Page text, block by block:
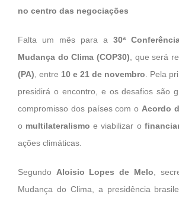
no centro das negociações
Falta um mês para a 30ª
Mudança do Clima (COP30), que será
(PA), entre 10 e 21 de novembro. Pela
presidirá o encontro, e os desafios são
compromisso dos países com o Acordo
o multilateralismo e viabilizar o
ações climáticas.
Segundo Aloisio Lopes de Melo,
Mudança do Clima, a presidência